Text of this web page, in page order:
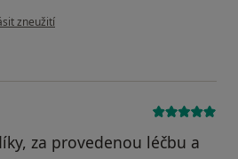
uživatele A.P.
zneužití
za provedenou léčbu a